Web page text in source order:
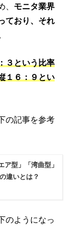
モニタ業界
ており、それ
３という比率
１６：９とい
の記事を参考
ア型」「湾曲型」
違いとは？
のようになっ